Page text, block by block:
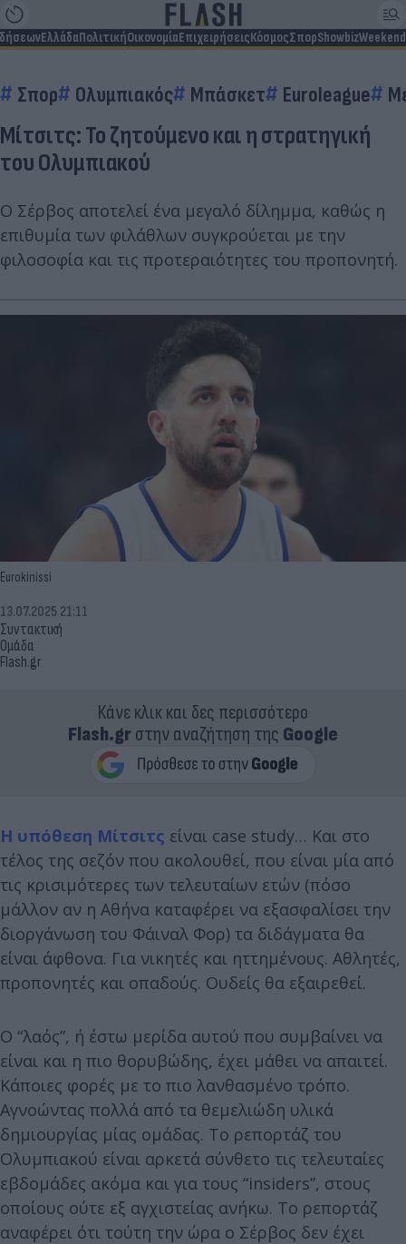
ΕλλάδαΠολιτικήΟικονομίαΕπιχειρήσειςΚόσμοςΣπορShowbizWeekend
Σπορ Ολυμπιακός Μπάσκετ Euroleague
Μίτσιτς: Το ζητούμενο και η στρατηγική
του Ολυμπιακού
Ο Σέρβος αποτελεί ένα μεγαλό δίλημμα, καθώς η
επιθυμία των φιλάθλων συγκρούεται με την
φιλοσοφία και τις προτεραιότητες του προπονητή.
Eurokinissi
Συντακτική
Ομάδα
Flash.gr
13.07.2025 21:11
Κάνε κλικ και δες περισσότερο
Flash.grστην αναζήτηση της Google
Η υπόθεση Μίτσιτς είναι case study… Και στο
τέλος της σεζόν που ακολουθεί, που είναι μία από
τις κρισιμότερες των τελευταίων ετών (πόσο
μάλλον αν η Αθήνα καταφέρει να εξασφαλίσει την
διοργάνωση του Φάιναλ Φορ) τα διδάγματα θα
είναι άφθονα. Για νικητές και ηττημένους. Αθλητές,
προπονητές και οπαδούς. Ουδείς θα εξαιρεθεί.
Ο “λαός”, ή έστω μερίδα αυτού που συμβαίνει να
είναι και η πιο θορυβώδης, έχει μάθει να απαιτεί.
Κάποιες φορές με το πιο λανθασμένο τρόπο.
Αγνοώντας πολλά από τα θεμελιώδη υλικά
δημιουργίας μίας ομάδας. Το ρεπορτάζ του
Ολυμπιακού είναι αρκετά σύνθετο τις τελευταίες
εβδομάδες ακόμα και για τους “insiders”, στους
οποίους ούτε εξ αγχιστείας ανήκω. Το ρεπορτάζ
αναφέρει ότι τούτη την ώρα ο Σέρβος δεν έχει